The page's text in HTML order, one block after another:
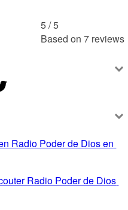
5 /5
Based on 7 reviews
Radio Poder de Dios en
Radio Poder de Dios